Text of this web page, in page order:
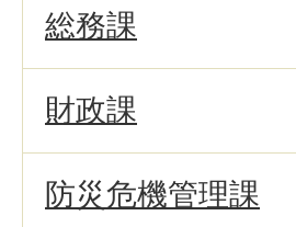
総務課
財政課
防災危機管理課